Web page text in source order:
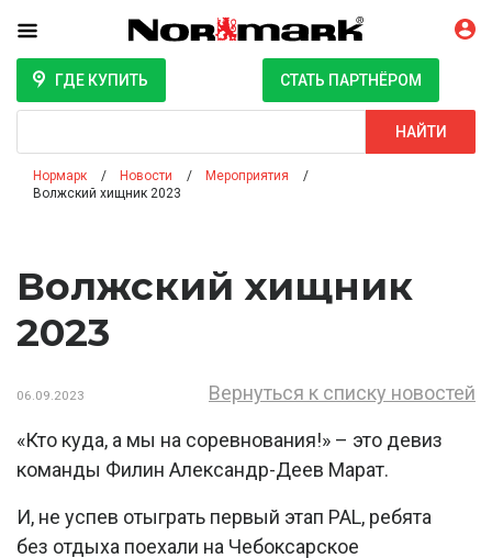
ГДЕ КУПИТЬ СТАТЬ ПАРТНЁРОМ
НАЙТИ
Нормарк Новости
Мероприятия
Волжский хищник 2023
Волжский хищник
2023
06.09.2023 Вернуться к списку новостей
«Кто куда, а мы на соревнования!» – это девиз
команды Филин Александр-Деев Марат.
И, не успев отыграть первый этап PAL, ребята
без отдыха поехали на Чебоксарское